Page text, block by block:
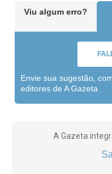
Viu algum erro?
Envie sua sugestão,
editores de A Gazeta
A Gazeta